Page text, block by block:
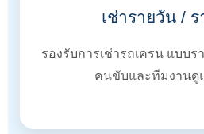
เช่ารายวัน / ร
รองรับการเช่ารถเครน แบบร
คนขับและทีมงานดู